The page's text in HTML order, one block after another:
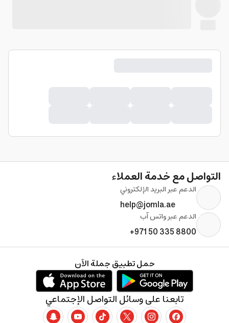
التواصل مع خدمة العملاء
الدعم عبر البريد الإلكتروني
help@jomla.ae
الدعم عبر واتس آب
+971 50 335 8800
تابعنا على وسائل التواصل الإجتماعي
حمل تطبيق جملة الآن